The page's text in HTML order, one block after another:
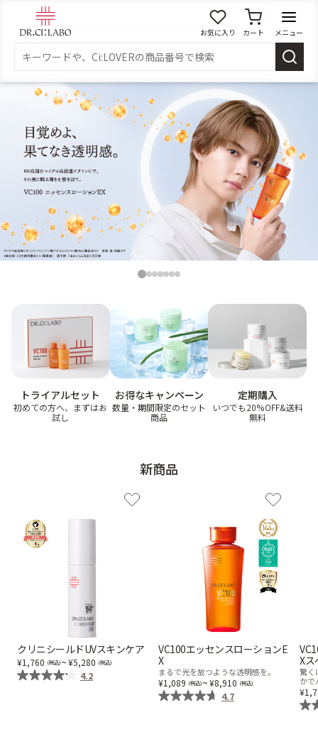
お気に入り カート メニュー
新規会員登録 ログイン
マイページ
スキンケア
商品カテゴリーから探す
メイク落とし 洗顔
角質・導入美容液 化粧水
美容液
ゲル クリーム
UVケア
プロダクトラインから探す
エンリッチリフトライン
エンリッチ
メディカリフトライン
センシティブライン
ブライトニングライン
プロダクトライン TOP
お悩みから探す
乾燥
ゆるみ・ハリ
1234567
トライアルセット
初めての方へ、まずはお
試し
お得なキャンペーン
数量・期間限定のセット
商品
定期購入
いつでも20%OFF&送料
無料
新商品
クリニシールドUVスキンケア
1,760 ~ 5,280
4.2
VC100エッセンスローションE
X
まるで光を放つような透明感を。
1,089 ~ 8,910
4.7
Xス
驚く
かで